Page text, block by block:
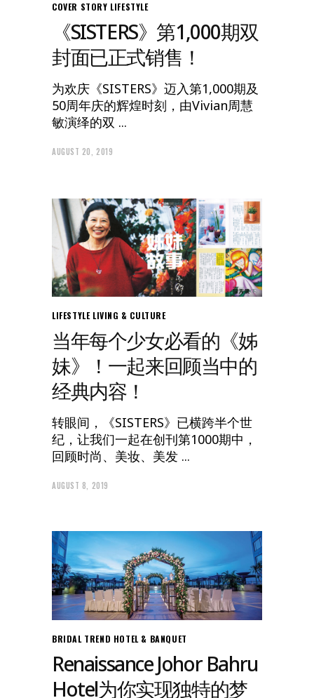
COVER STORY LIFESTYLE
《SISTERS》第1,000期双
封面已正式销售！
为欢庆《SISTERS》迈入第1,000期及
50周年庆的辉煌时刻，由Vivian周慧
敏演绎的双
AUGUST 20, 2019
LIFESTYLE LIVING & CULTURE
当年每个少女必看的《姊
妹》！一起来回顾当中的
经典内容！
转眼间，《SISTERS》已横跨半个世
纪，让我们一起在创刊第1000期中，
回顾时尚、美妆、美发
AUGUST 8, 2019
BRIDAL TREND HOTEL & BANQUET
Renaissance Johor Bahru
Hotel为你实现独特的梦